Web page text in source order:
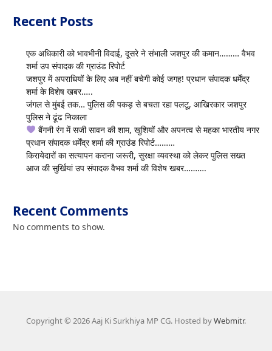
Recent Posts
एक अधिकारी को भावभीनी विदाई, दूसरे ने संभाली जशपुर की कमान……… वैभव
शर्मा उप संपादक की ग्राउंड रिपोर्ट
जशपुर में अपराधियों के लिए अब नहीं बचेगी कोई जगह! प्रधान संपादक धर्मेंद्र
शर्मा के विशेष खबर…..
जंगल से मुंबई तक… पुलिस की पकड़ से बचता रहा पलटू, आखिरकार जशपुर
पुलिस ने ढूंढ निकाला
बैंगनी रंग में सजी सावन की शाम, खुशियों और अपनत्व से महका भारतीय नगर
प्रधान संपादक धर्मेंद्र शर्मा की ग्राउंड रिपोर्ट………
किरायेदारों का सत्यापन कराना जरूरी, सुरक्षा व्यवस्था को लेकर पुलिस सख्त
आज की सुर्खियां उप संपादक वैभव शर्मा की विशेष खबर……….
Recent Comments
No comments to show.
Copyright © 2026 Aaj Ki Surkhiya MP CG. Hosted byWebmitr.